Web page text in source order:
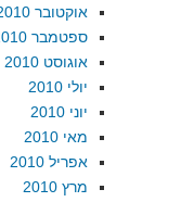
אוקטובר 2010
ספטמבר 2010
אוגוסט 2010
יולי 2010
יוני 2010
מאי 2010
אפריל 2010
מרץ 2010